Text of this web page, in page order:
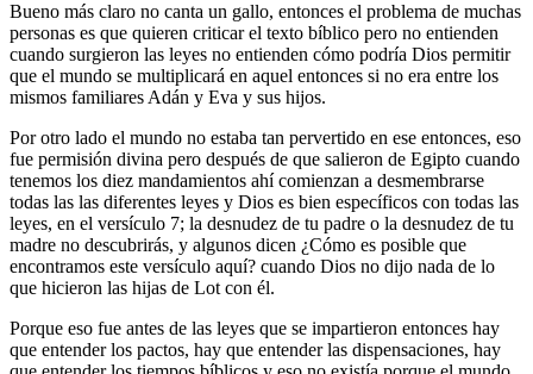
Bueno más claro no canta un gallo, entonces el problema de muchas
personas es que quieren criticar el texto bíblico pero no entienden
cuando surgieron las leyes no entienden cómo podría Dios permitir
que el mundo se multiplicará en aquel entonces si no era entre los
mismos familiares Adán y Eva y sus hijos.
Por otro lado el mundo no estaba tan pervertido en ese entonces, eso
fue permisión divina pero después de que salieron de Egipto cuando
tenemos los diez mandamientos ahí comienzan a desmembrarse
todas las las diferentes leyes y Dios es bien específicos con todas las
leyes, en el versículo 7; la desnudez de tu padre o la desnudez de tu
madre no descubrirás, y algunos dicen ¿Cómo es posible que
encontramos este versículo aquí? cuando Dios no dijo nada de lo
que hicieron las hijas de Lot con él.
Porque eso fue antes de las leyes que se impartieron entonces hay
que entender los pactos, hay que entender las dispensaciones, hay